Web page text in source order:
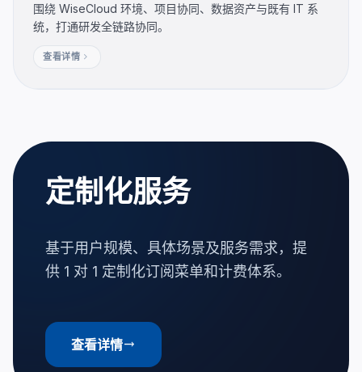
围绕 WiseCloud 环境、项目协同、数据资产与既有 IT 系
统，打通研发全链路协同。
查看详情chevron_right
定制化服务
基于用户规模、具体场景及服务需求，提
供 1 对 1 定制化订阅菜单和计费体系。
查看详情trending_flat